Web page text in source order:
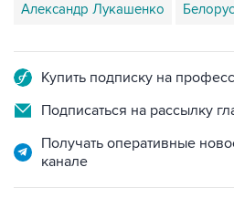
Александр Лукашенко
Купить подписку на
Подписаться на рассылку
Получать оперативные
канале